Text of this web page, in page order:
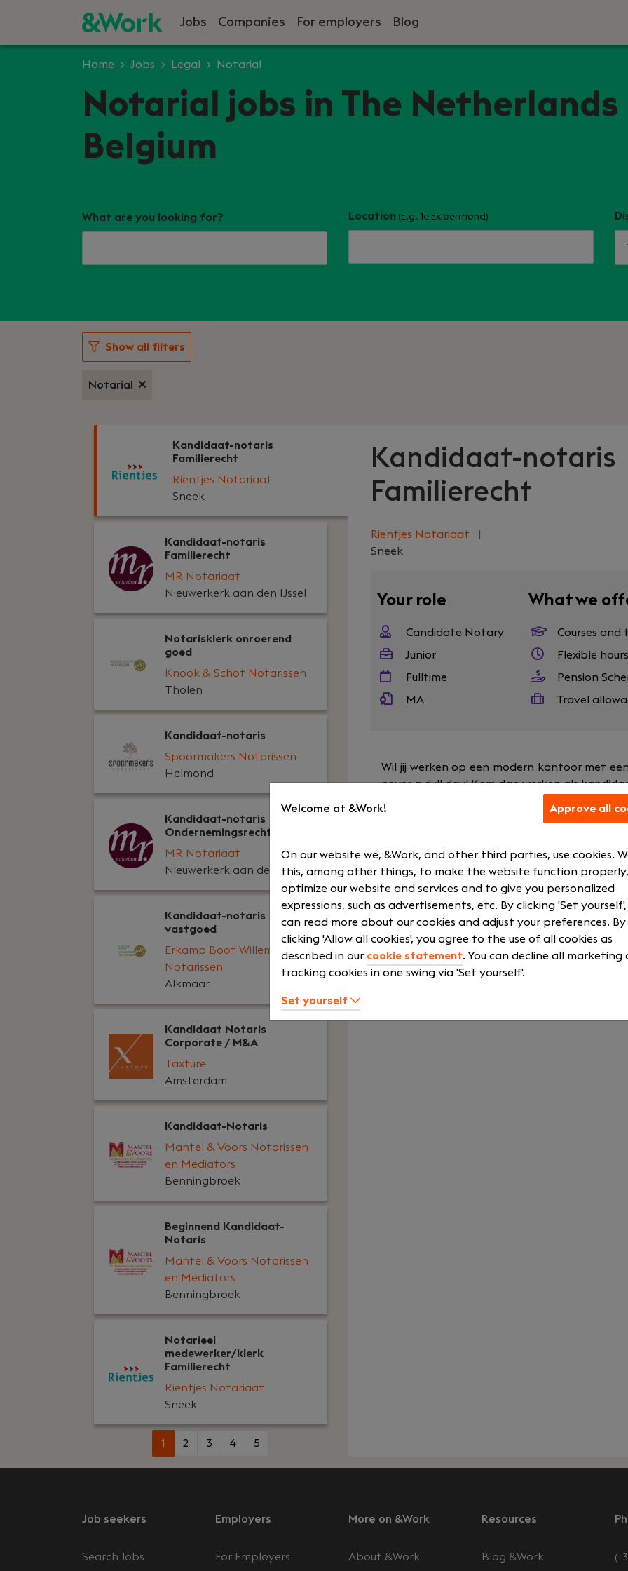
Jobs Companies For employers Blog
Home Jobs Legal Notarial
Notarial jobs in The Netherlands
Belgium
What are you looking for? Location (E.g. 1e Exloërmond)
Show all filters
Notarial
Kandidaat-notaris
Familierecht
Rientjes Notariaat
Sneek
Kandidaat-notaris
Familierecht
MR Notariaat
Nieuwerkerk aan den IJssel
Notarisklerk onroerend
goed
Knook & Schot Notarissen
Tholen
Kandidaat-notaris
Spoormakers Notarissen
Helmond
Kandidaat-notaris
Ondernemingsrecht
MR Notariaat
Nieuwerkerk aan den IJssel
Kandidaat-notaris
vastgoed
Erkamp Boot Willemsen
Notarissen
Alkmaar
Kandidaat Notaris
Corporate / M&A
Taxture
Amsterdam
Kandidaat-Notaris
Mantel & Voors Notarissen
en Mediators
Benningbroek
Beginnend Kandidaat-
Notaris
Mantel & Voors Notarissen
en Mediators
Benningbroek
Notarieel
medewerker/klerk
Familierecht
Rientjes Notariaat
Sneek
1 2 3 4 5
Kandidaat-notaris
Familierecht
Rientjes Notariaat
Sneek
Your role
Candidate Notary
Junior
Fulltime
MA
What we
Courses and
Flexible hours
Pension
Travel
Wil jij werken op een modern kantoor met
never a dull day! Kom dan werken als
Your role
Wil jij werken op een modern kantoor met
never a dull day! Een praktijk waar de
ondernemingsrecht, maar waar de
is een hele fijne woon-werk stad met een
Het biedt alle faciliteiten met een prachtig
ziekenhuis en vooral watersport. Het ligt
van de meeste grote steden in Nederland.
ver weg.
Job seekers
Search Jobs
Employers
For Employers
More on &Work
About &Work
Resources
Blog &Work
Welcome at &Work! Approve all
On our website we, &Work, and other third parties, use cookies.
this, among other things, to make the website function
optimize our website and services and to give you personalized
expressions, such as advertisements, etc. By clicking 'Set
can read more about our cookies and adjust your preferences. By
clicking 'Allow all cookies', you agree to the use of all cookies as
described in our cookie statement. You can decline all marketing
tracking cookies in one swing via 'Set yourself'.
Set yourself